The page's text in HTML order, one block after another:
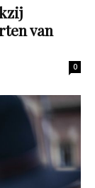
van
0